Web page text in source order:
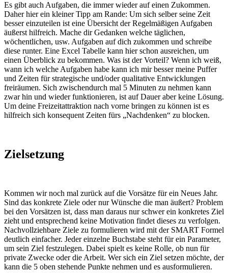
Es gibt auch Aufgaben, die immer wieder auf einen Zukommen.
Daher hier ein kleiner Tipp am Rande: Um sich selber seine Zeit
besser einzuteilen ist eine Übersicht der Regelmäßigen Aufgaben
äußerst hilfreich. Mache dir Gedanken welche täglichen,
wöchentlichen, usw. Aufgaben auf dich zukommen und schreibe
diese runter. Eine Excel Tabelle kann hier schon ausreichen, um
einen Überblick zu bekommen. Was ist der Vorteil? Wenn ich weiß,
wann ich welche Aufgaben habe kann ich mir besser meine Puffer
und Zeiten für strategische und/oder qualitative Entwicklungen
freiräumen. Sich zwischendurch mal 5 Minuten zu nehmen kann
zwar hin und wieder funktionieren, ist auf Dauer aber keine Lösung.
Um deine Freizeitattraktion nach vorne bringen zu können ist es
hilfreich sich konsequent Zeiten fürs „Nachdenken“ zu blocken.
Zielsetzung
Kommen wir noch mal zurück auf die Vorsätze für ein Neues Jahr.
Sind das konkrete Ziele oder nur Wünsche die man äußert? Problem
bei den Vorsätzen ist, dass man daraus nur schwer ein konkretes Ziel
zieht und entsprechend keine Motivation findet dieses zu verfolgen.
Nachvollziehbare Ziele zu formulieren wird mit der SMART Formel
deutlich einfacher. Jeder einzelne Buchstabe steht für ein Parameter,
um sein Ziel festzulegen. Dabei spielt es keine Rolle, ob nun für
private Zwecke oder die Arbeit. Wer sich ein Ziel setzen möchte, der
kann die 5 oben stehende Punkte nehmen und es ausformulieren.